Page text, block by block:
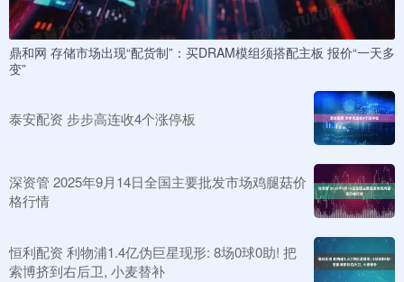
鼎和网 存储市场出现“配货制”：买DRAM模组须搭配主板 报价“一天多
变”
泰安配资 步步高连收4个涨停板
深资管 2025年9月14日全国主要批发市场鸡腿菇价
格行情
恒利配资 利物浦1.4亿伪巨星现形: 8场0球0助! 把
索博挤到右后卫, 小麦替补